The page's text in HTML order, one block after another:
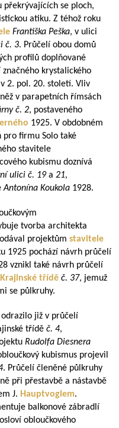
překrývajících se ploch,
atiku. Z téhož roku
Františka Peška, v ulici
č. 3. Průčelí obou domů
profilů doplňované
krystalického
2. pol. 20. století. Vliv
v parapetních římsách
č. 2, postaveného
1925. V obdobném
pro firmu Solo také
stavitele
kubismu doznívá
ulici č. 19a 21,
Antonína Koukola 1928.
tvorba architekta
projektům stavitele
1925 pochází návrh průčelí
vznikl také návrh průčelí
Krajinské třídě č. 37, jemuž
se půlkruhy.
odrazilo již v průčelí
třídě č. 4,
Rudolfa Diesnera
kubismus projevil
. Průčelí členěné půlkruhy
při přestavbě a nástavbě
J. Hauptvoglem.
balkonové zábradlí
obloučkového